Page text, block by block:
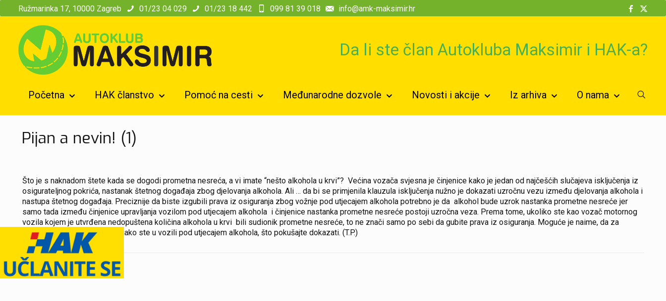
Ružmarinka 17, 10000 Zagreb 01/23 04 029 01/23 18 442 099 81 39 018 info@amk-maksimir.hr
Da li ste član Autokluba Maksimir i HAK-a?
Početna HAK članstvo Pomoć na cesti Međunarodne dozvole Novosti i akcije Iz arhiva O nama
Pijan a nevin! (1)
Što je s naknadom štete kada se dogodi prometna nesreća, a vi imate “nešto alkohola u krvi”? Većina vozača svjesna je činjenice kako je jedan od najčešćih slučajeva isključenja iz
osigurateljnog pokrića, nastanak štetnog događaja zbog djelovanja alkohola. Ali … da bi se primjenila klauzula isključenja nužno je dokazati uzročnu vezu između djelovanja alkohola i
nastupa štetnog događaja. Preciznije da biste izgubili prava iz osiguranja zbog vožnje pod utjecajem alkohola potrebno je da alkohol bude uzrok nastanka prometne nesreće jer
samo tada između činjenice upravljanja vozilom pod utjecajem alkohola i činjenice nastanka prometne nesreće postoji uzročna veza. Prema tome, ukoliko ste kao vozač motornog
vozila kojem je utvrđena nedopuštena količina alkohola u krvi bili sudionik prometne nesreće, to ne znači samo po sebi da gubite prava iz osiguranja. Moguće je naime, da za
prometnu nesreću niste krivi iako ste u vozili pod utjecajem alkohola, što pokušajte dokazati. (T.P.)
Podijeli
modal-check